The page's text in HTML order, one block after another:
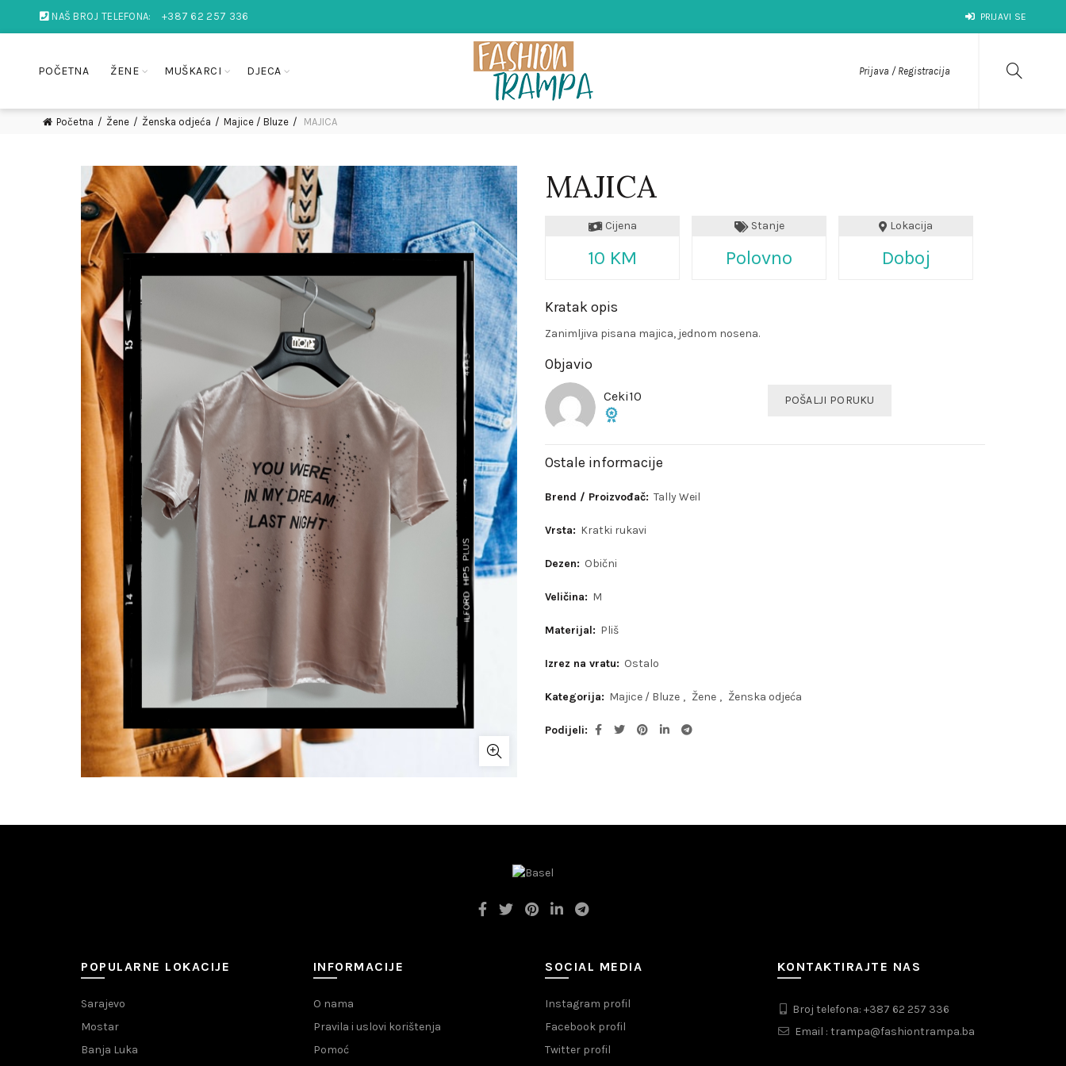
NAŠ BROJ TELEFONA: +387 62 257 336 PRIJAVI SE
POČETNA ŽENE MUŠKARCI DJECA Prijava / Registracija
Početna Žene Ženska odjeća Majice / Bluze MAJICA
MAJICA
Cijena
10 KM
Stanje
Polovno
Lokacija
Doboj
Kratak opis
Zanimljiva pisana majica, jednom nosena.
Objavio
Ceki10 POŠALJI PORUKU
Ostale informacije
Brend / Proizvođač: Tally Weil
Vrsta: Kratki rukavi
Dezen: Obični
Veličina: M
Materijal: Pliš
Izrez na vratu: Ostalo
Kategorija: Majice / Bluze , Žene , Ženska odjeća
Podijeli
POPULARNE LOKACIJE
Sarajevo
Mostar
Banja Luka
INFORMACIJE
O nama
Pravila i uslovi korištenja
Pomoć
SOCIAL MEDIA
Instagram profil
Facebook profil
Twitter profil
KONTAKTIRAJTE NAS
Broj telefona: +387 62 257 336
Email : trampa@fashiontrampa.ba